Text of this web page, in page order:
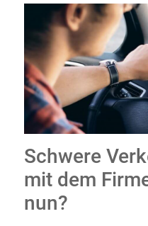
Schwere
mit dem
nun?